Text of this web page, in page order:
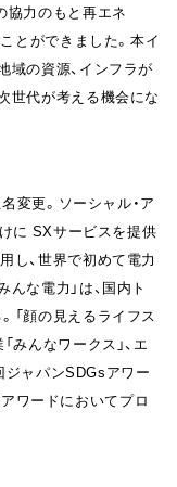
協力のもと再エネ
とができました。本イ
域の資源、インフラが
世代が考える機会にな
変更。ソーシャル・ア
に SXサービスを提供
し、世界で初めて電力
な電力」は、国内ト
「顔の見えるライフス
みんなワークス」、エ
ジャパンSDGsアワー
ワードにおいてプロ